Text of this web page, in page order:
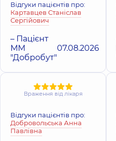
Відгуки пацієнтів про:
Картавцев Станіслав
Сергійович
– Пацієнт
ММ
"Добробут"
07.08.2026
Враження від лікаря
Відгуки пацієнтів про:
Добровольська Анна
Павлівна